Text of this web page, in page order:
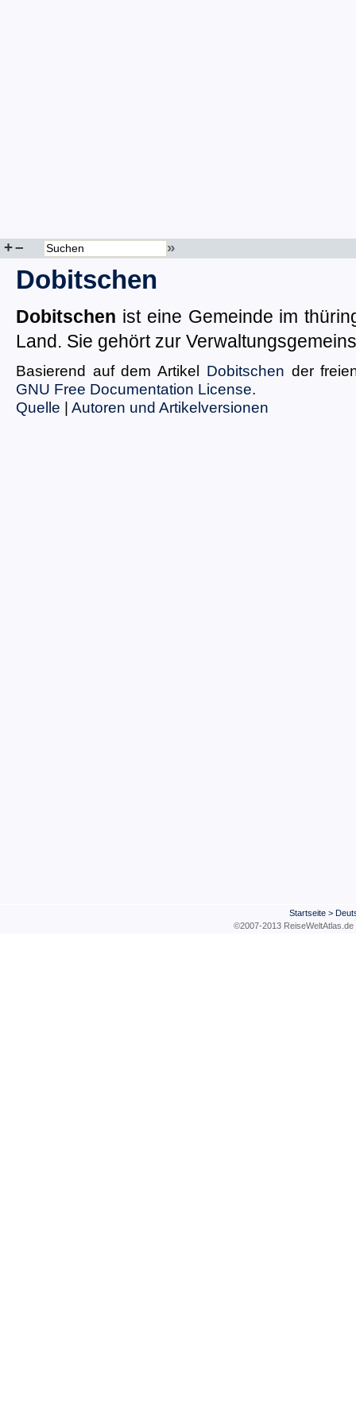
+– »
Dobitschen
Dobitschen ist eine Gemeinde im
Land. Sie gehört zur
Basierend auf dem Artikel Dobitschen der
GNU Free Documentation License.
Quelle | Autoren und Artikelversionen
Startseite>
©2007-2013